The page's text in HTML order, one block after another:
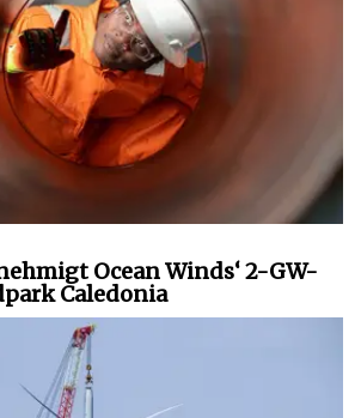
Ocean Winds‘ 2-GW-
Caledonia